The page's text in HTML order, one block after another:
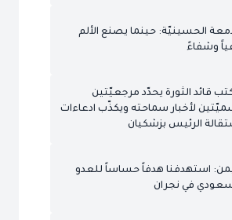
الحسينيّة: حينما يصنع الألم
وشفاءً
قائد الثورة يحدّد مرجعيّتين
لأخبار سماحته ويكذّب ادعاءات
الرئيس بزشكيان
استهدفنا هدفاً حساساً للعدو
في نجران